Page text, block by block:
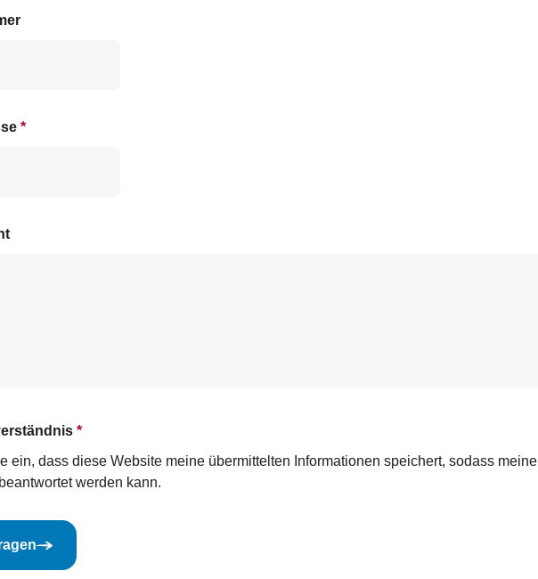
*
*
ein, dass diese Website meine übermittelten Informationen speichert, sodass meine
werden kann.